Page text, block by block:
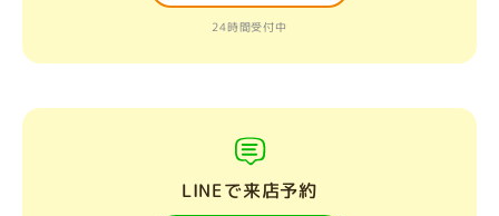
24時間受付中
LINEで来店予約